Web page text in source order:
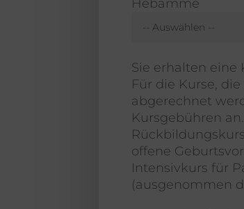
Hebamme
Sie erhalten eine
Für die Kurse,
abgerechnet
Kursgebühren
offene
Intensivkurs für
(ausgenommen